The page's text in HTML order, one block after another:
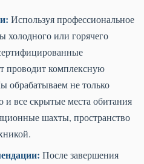
Используя профессиональное
холодного или горячего
проводит комплексную
обрабатываем не только
все скрытые места обитания
шахты, пространство
После завершения